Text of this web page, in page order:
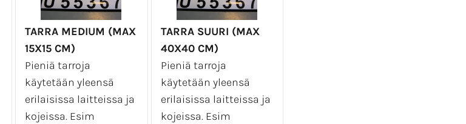
TARRA MEDIUM (MAX
15X15 CM)
Pieniä tarroja
käytetään yleensä
erilaisissa laitteissa ja
kojeissa. Esim
TARRA SUURI (MAX
40X40 CM)
Pieniä tarroja
käytetään yleensä
erilaisissa laitteissa ja
kojeissa. Esim